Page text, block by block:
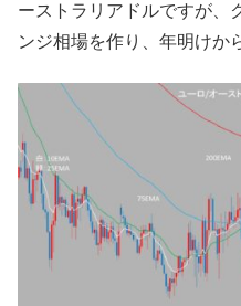
ーストラリアドルですが、
ンジ相場を作り、年明けか